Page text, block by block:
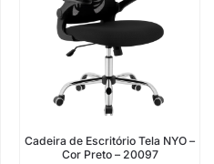
Cadeira de Escritório Tela NYO –
Cor Preto – 20097